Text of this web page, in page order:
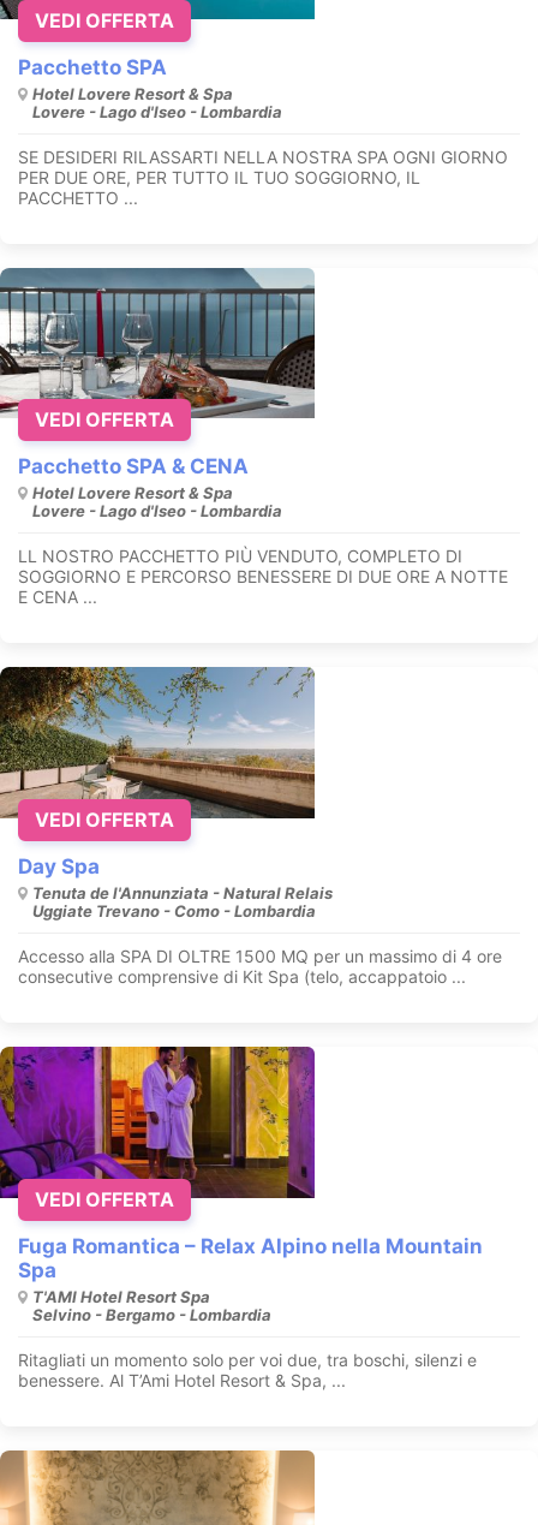
Pacchetto SPA
Hotel Lovere Resort & Spa
Lovere - Lago d'Iseo - Lombardia
SE DESIDERI RILASSARTI NELLA NOSTRA SPA OGNI GIORNO
PER DUE ORE, PER TUTTO IL TUO SOGGIORNO, IL
PACCHETTO ...
VEDI OFFERTA
Pacchetto SPA & CENA
Hotel Lovere Resort & Spa
Lovere - Lago d'Iseo - Lombardia
LL NOSTRO PACCHETTO PIÙ VENDUTO, COMPLETO DI
SOGGIORNO E PERCORSO BENESSERE DI DUE ORE A NOTTE
E CENA ...
VEDI OFFERTA
Day Spa
Tenuta de l'Annunziata - Natural Relais
Uggiate Trevano - Como - Lombardia
Accesso alla SPA DI OLTRE 1500 MQ per un massimo di 4 ore
consecutive comprensive di Kit Spa (telo, accappatoio ...
VEDI OFFERTA
Fuga Romantica – Relax Alpino nella Mountain
Spa
T'AMI Hotel Resort Spa
Selvino - Bergamo - Lombardia
Ritagliati un momento solo per voi due, tra boschi, silenzi e
benessere. Al T’Ami Hotel Resort & Spa, ...
VEDI OFFERTA